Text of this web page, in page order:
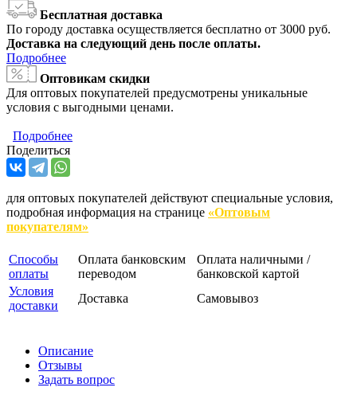
Бесплатная доставка
По городу доставка осуществляется бесплатно от 3000 руб.
Доставка на следующий день после оплаты.
Подробнее
Оптовикам скидки
Для оптовых покупателей предусмотрены уникальные
условия с выгодными ценами.
Подробнее
Поделиться
для оптовых покупателей действуют специальные условия,
подробная информация на странице «Оптовым
покупателям»
Способы
оплаты
Оплата банковским
переводом
Оплата наличными /
банковской картой
Условия
доставки
Доставка Самовывоз
Описание
Отзывы
Задать вопрос